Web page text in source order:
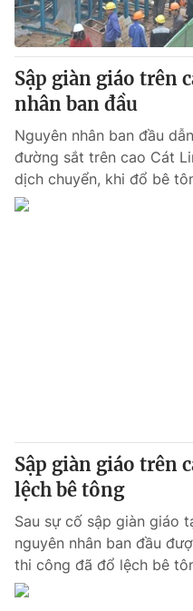
Sập giàn giáo trên
nhân ban đầu
Nguyên nhân ban đầu
đường sắt trên cao Cát
dịch chuyển, khi đổ bê
Sập giàn giáo trên
lệch bê tông
Sau sự cố sập giàn giáo
nguyên nhân ban đầu
thi công đã đổ lệch bê